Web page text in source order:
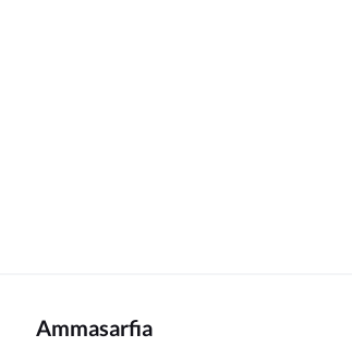
Ammasarfia